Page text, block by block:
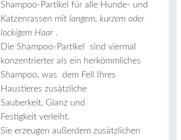
Shampoo-Partikel für alle Hunde- und
Katzenrassen mit langem, kurzem oder
lockigem Haar .
Die Shampoo-Partikel sind viermal
konzentrierter als ein herkömmliches
Shampoo, was dem Fell Ihres
Haustieres zusätzliche
Sauberkeit, Glanz und
Festigkeit verleiht.
Sie erzeugen außerdem zusätzlichen